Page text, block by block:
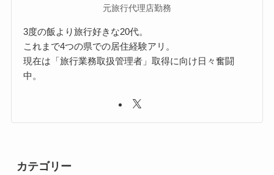
元旅行代理店勤務
3度の飯より旅行好きな20代。
これまで4つの県での居住経験アリ。
現在は「旅行業務取扱管理者」取得に向け日々奮闘
中。
カテゴリー